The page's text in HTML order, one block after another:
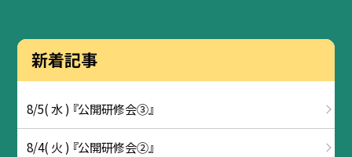
新着記事
8/5( 水 ) 『公開研修会③』
8/4( 火 ) 『公開研修会②』